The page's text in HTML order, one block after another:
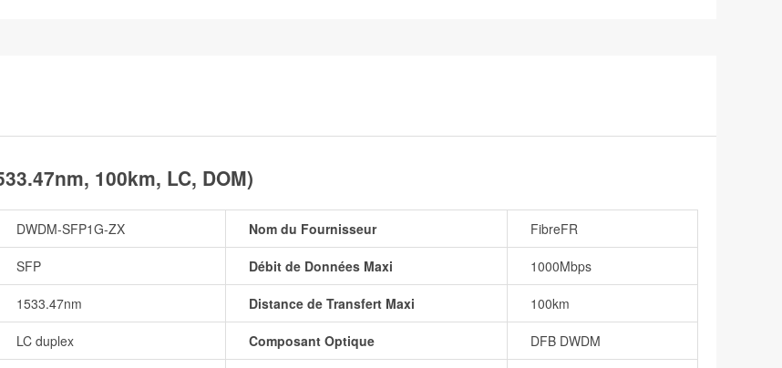
100km, LC, DOM)
DWDM-SFP1G-ZX Nom du Fournisseur FibreFR
SFP Débit de Données Maxi 1000Mbps
1533.47nm Distance de Transfert Maxi 100km
LC duplex Composant Optique DFB DWDM